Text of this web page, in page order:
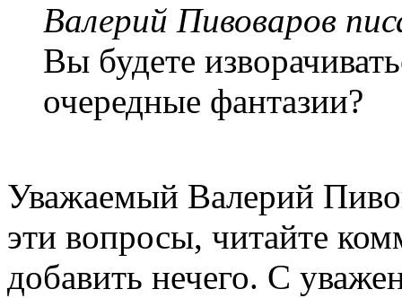
Валерий Пивоваров
Вы будете
очередные фантазии?
Уважаемый Валерий
эти вопросы, читайте
добавить нечего. С